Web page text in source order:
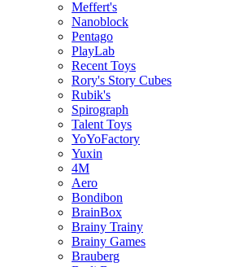
Meffert's
Nanoblock
Pentago
PlayLab
Recent Toys
Rory's Story Cubes
Rubik's
Spirograph
Talent Toys
YoYoFactory
Yuxin
4M
Aero
Bondibon
BrainBox
Brainy Trainy
Brainy Games
Brauberg